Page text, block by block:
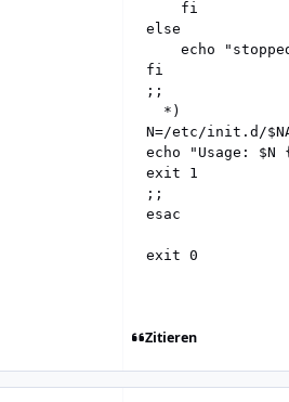
else
fi
;;
*)
N=/etc/init.d/
echo "Usage:
exit 1
;;
esac
Zitieren